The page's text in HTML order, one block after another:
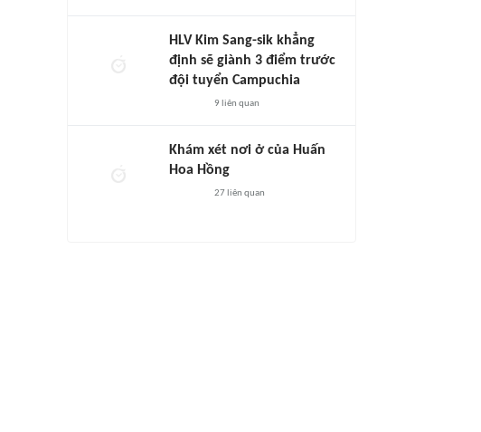
HLV Kim Sang-sik khẳng
định sẽ giành 3 điểm trước
đội tuyển Campuchia
9 liên quan
Khám xét nơi ở của Huấn
Hoa Hồng
27liên quan